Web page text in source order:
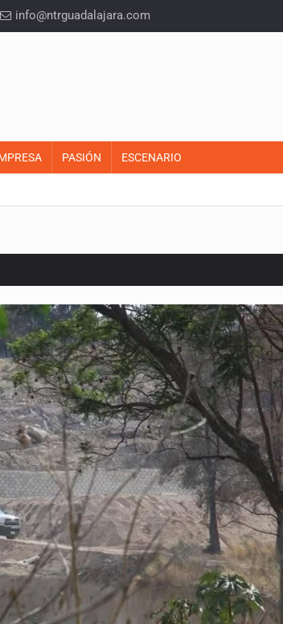
info@ntrguadalajara.com
PASIÓN ESCENARIO
Jalisco eliminar la adopción simple
de 32 fosas
contra el Siapa
de imputación en caso Eli Castro
Ijalvi niega tala
Feria Corazón de Artesano
con 40 mdp
en biotextil